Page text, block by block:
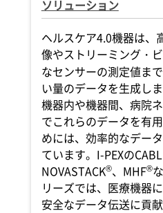
ソリューション
ヘルスケア4.0機器は、
像やストリーミング・
なセンサーの測定値ま
い量のデータを生成し
機器内や機器間、病院
でこれらのデータを有
めには、効率的なデー
ています。 I-PEXの
NOVASTACK®、MHF®
リーズでは、医療機器
安全なデータ伝送に貢献